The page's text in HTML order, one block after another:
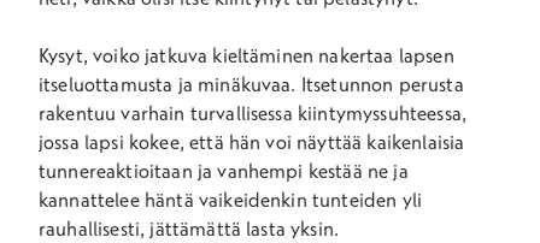
Kysyt, voiko jatkuva kieltäminen nakertaa lapsen
itseluottamusta ja minäkuvaa. Itsetunnon perusta
rakentuu varhain turvallisessa kiintymyssuhteessa,
jossa lapsi kokee, että hän voi näyttää kaikenlaisia
tunnereaktioitaan ja vanhempi kestää ne ja
kannattelee häntä vaikeidenkin tunteiden yli
rauhallisesti, jättämättä lasta yksin.